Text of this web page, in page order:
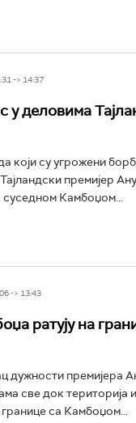
-> 14:37
у деловима
који су угрожени
премијер
суседном Камбоџом...
-> 13:43
ратују на
дужности премијера
све док
са Камбоџом...